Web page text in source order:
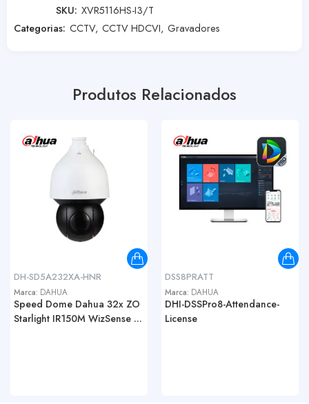
SKU: XVR5116HS-I3/T
Categorias: CCTV, CCTV HDCVI, Gravadores
Produtos Relacionados
DH-SD5A232XA-HNR
Marca: DAHUA
Speed Dome Dahua 32x ZO
Starlight IR150M WizSense ...
DSS8PRATT
Marca: DAHUA
DHI-DSSPro8-Attendance-
License